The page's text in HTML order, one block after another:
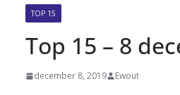
TOP 15
Top 15 – 8
december 8, 2019 Ewout